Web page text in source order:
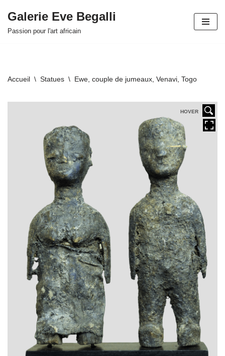
Aller
Galerie Eve Begalli
Passion pour l'art africain
Accueil \ Statues \ Ewe, couple de jumeaux, Venavi, Togo
HOVER